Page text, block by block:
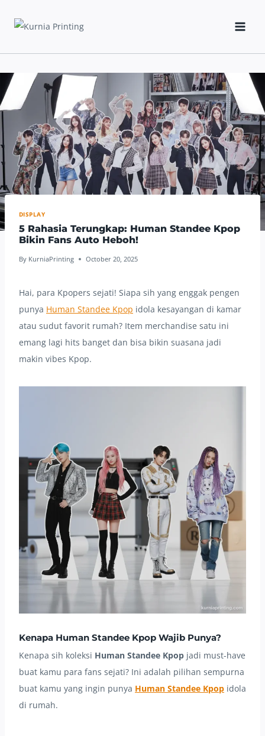
DISPLAY
5 Rahasia Terungkap: Human Standee Kpop
Bikin Fans Auto Heboh!
By KurniaPrinting October 20, 2025
Hai, para Kpopers sejati! Siapa sih yang enggak pengen
punya Human Standee Kpop idola kesayangan di kamar
atau sudut favorit rumah? Item merchandise satu ini
emang lagi hits banget dan bisa bikin suasana jadi
makin vibes Kpop.
Kenapa Human Standee Kpop Wajib Punya?
Kenapa sih koleksi Human Standee Kpop jadi must-have
buat kamu para fans sejati? Ini adalah pilihan sempurna
buat kamu yang ingin punya Human Standee Kpop idola
di rumah.